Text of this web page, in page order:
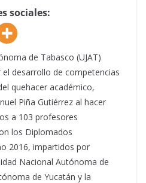
sociales:
de Tabasco (UJAT)
desarrollo de competencias
quehacer académico,
Piña Gutiérrez al hacer
a 103 profesores
los Diplomados
2016, impartidos por
Nacional Autónoma de
de Yucatán y la